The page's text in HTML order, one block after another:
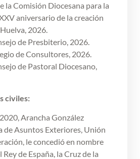
la Comisión Diocesana para la
aniversario de la creación
2026.
de Presbiterio, 2026.
de Consultores, 2026.
de Pastoral Diocesano,
civiles:
Arancha González
de Asuntos Exteriores, Unión
le concedió en nombre
de España, la Cruz de la